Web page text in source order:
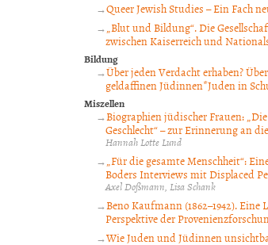
Queer Jewish Studies – Ein Fach
„Blut und Bildung“. Die
zwischen Kaiserreich und
Bildung
Über jeden Verdacht erhaben?
geldaffinen Jüdinnen*Juden in
Miszellen
Biographien jüdischer Frauen:
Geschlecht“ – zur Erinnerung an
Hannah Lotte Lund
„Für die gesamte Menschheit“:
Boders Interviews mit Displaced
Axel Doßmann Lisa Schank
Beno Kaufmann (1862–1942). Eine
Perspektive der
Wie Juden und Jüdinnen